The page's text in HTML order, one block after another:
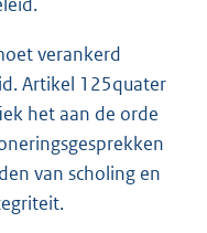
verankerd
Artikel 125quater
het aan de orde
van scholing en